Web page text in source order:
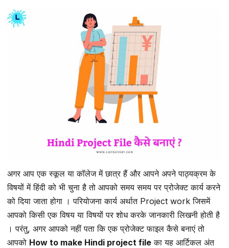
अगर आप एक स्कूल या कॉलेज में छात्र हैं और आपने अपने पाठ्यक्रम के
विषयों में हिंदी को भी चुना है तो आपको समय समय पर प्रोजेक्ट कार्य करने
को दिया जाता होगा । परियोजना कार्य अर्थात Project work जिसमें
आपको किसी एक विषय या विषयों पर शोध करके जानकारी लिखनी होती है
। परंतु, अगर आपको नहीं पता कि एक प्रोजेक्ट फाइल कैसे बनाएं तो
आपको How to make Hindi project file का यह आर्टिकल अंत